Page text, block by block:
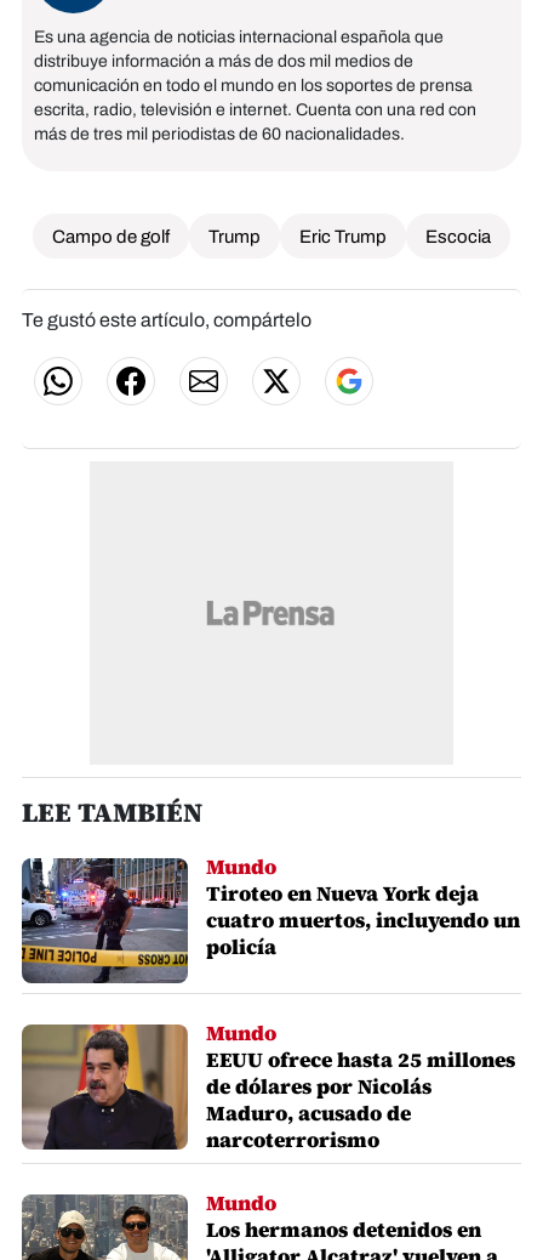
Es una agencia de noticias internacional española que
distribuye información a más de dos mil medios de
comunicación en todo el mundo en los soportes de prensa
escrita, radio, televisión e internet. Cuenta con una red con
más de tres mil periodistas de 60 nacionalidades.
Campo de golf Trump Eric Trump Escocia
Te gustó este artículo, compártelo
LEE TAMBIÉN
Mundo
Tiroteo en Nueva York deja
cuatro muertos, incluyendo un
policía
Mundo
EEUU ofrece hasta 25 millones
de dólares por Nicolás
Maduro, acusado de
narcoterrorismo
Mundo
Los hermanos detenidos en